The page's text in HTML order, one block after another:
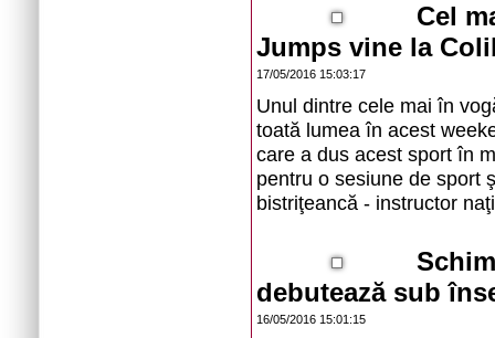
Cel
Jumps vine la
17/05/2016 15:03:17
Unul dintre cele mai în
toată lumea în acest
care a dus acest sport în
pentru o sesiune de sport
bistriţeancă - instructor
debutează sub
16/05/2016 15:01:15